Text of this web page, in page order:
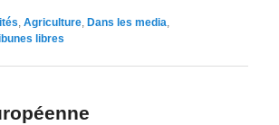
,Agriculture, Dans les media,
libres